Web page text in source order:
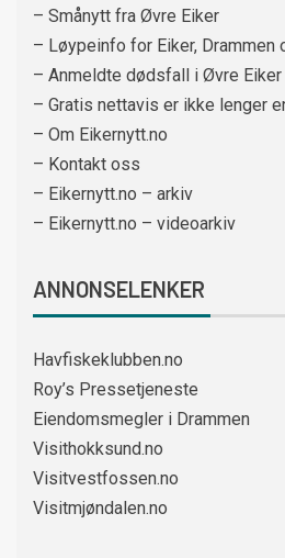
– Smånytt fra Øvre Eiker
– Løypeinfo for Eiker, Drammen
– Anmeldte dødsfall i Øvre Eiker
– Gratis nettavis er ikke lenger
– Om Eikernytt.no
– Kontakt oss
– Eikernytt.no – arkiv
– Eikernytt.no – videoarkiv
ANNONSELENKER
Havfiskeklubben.no
Roy’s Pressetjeneste
Eiendomsmegler i Drammen
Visithokksund.no
Visitvestfossen.no
Visitmjøndalen.no